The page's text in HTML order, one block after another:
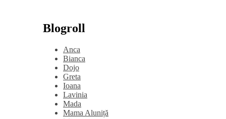
Blogroll
Anca
Bianca
Dojo
Greta
Ioana
Lavinia
Mada
Mama Aluniță